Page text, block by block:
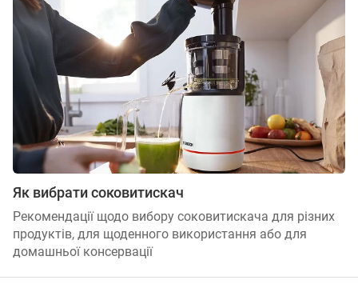
Як вибрати соковитискач
Рекомендації щодо вибору соковитискача для різних
продуктів, для щоденного використання або для
домашньої консервації